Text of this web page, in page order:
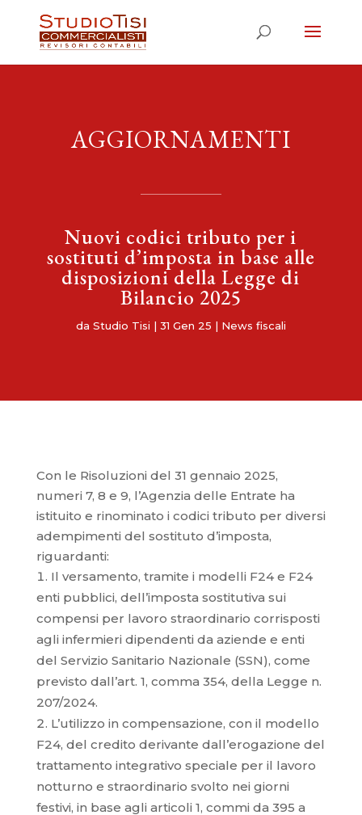
AGGIORNAMENTI
Nuovi codici tributo per i
sostituti d’imposta in base alle
disposizioni della Legge di
Bilancio 2025
da Studio Tisi | 31 Gen 25 | News fiscali
Con le Risoluzioni del 31 gennaio 2025,
numeri 7, 8 e 9, l’Agenzia delle Entrate ha
istituito e rinominato i codici tributo per diversi
adempimenti del sostituto d’imposta,
riguardanti:
Il versamento, tramite i modelli F24 e F24
enti pubblici, dell’imposta sostitutiva sui
compensi per lavoro straordinario corrisposti
agli infermieri dipendenti da aziende e enti
del Servizio Sanitario Nazionale (SSN), come
previsto dall’art. 1, comma 354, della Legge n.
207/2024.
L’utilizzo in compensazione, con il modello
F24, del credito derivante dall’erogazione del
trattamento integrativo speciale per il lavoro
notturno e straordinario svolto nei giorni
festivi, in base agli articoli 1, commi da 395 a